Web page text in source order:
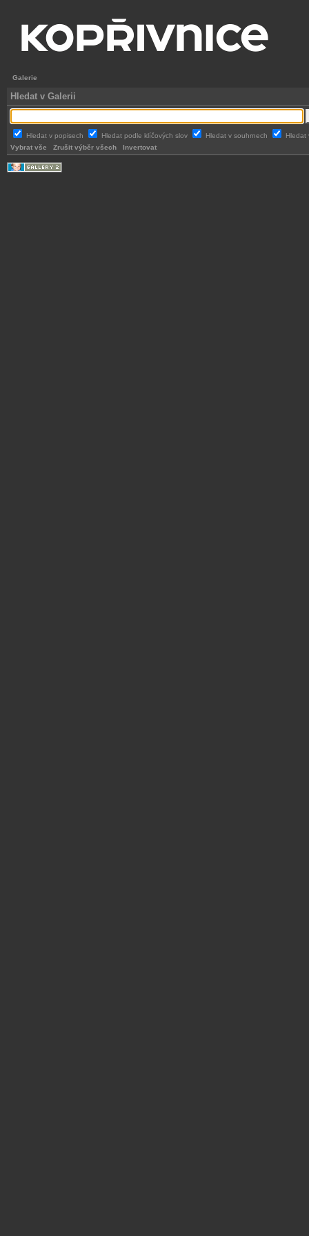
Galerie
Hledat v Galerii
Hledat v popisech Hledat podle klíčových slov Hledat v souhrnech
Hledat
Vybrat vše
Zrušit výběr všech Invertovat